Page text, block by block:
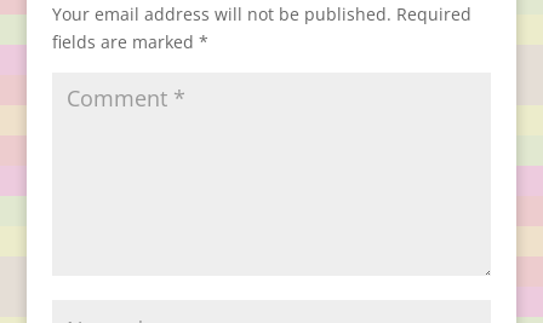
Your email address will not be published. Required
fields are marked *